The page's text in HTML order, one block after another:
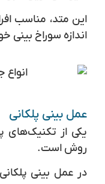
این متد، مناسب
اندازه سوراخ بینی
عمل بینی پلکانی
یکی از تکنیک‌های
روش است.
در عمل بینی